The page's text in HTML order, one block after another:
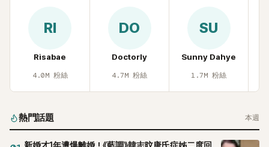
RI
Risabae
4.0M 粉絲
DO
Doctorly
4.7M 粉絲
SU
Sunny Dahye
1.7M 粉絲
熱門話題 本週